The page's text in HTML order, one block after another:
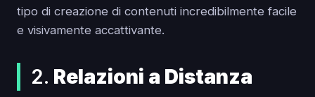
tipo di creazione di contenuti incredibilmente facile
e visivamente accattivante.
2. Relazioni a Distanza